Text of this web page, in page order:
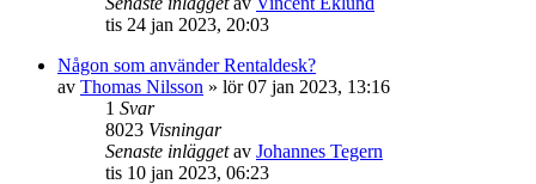
tis 24 jan 2023, 20:03
Någon som använder Rentaldesk?
av Thomas Nilsson » lör 07 jan 2023, 13:16
1 Svar
8023 Visningar
Senaste inläggetav Johannes Tegern
tis 10 jan 2023, 06:23